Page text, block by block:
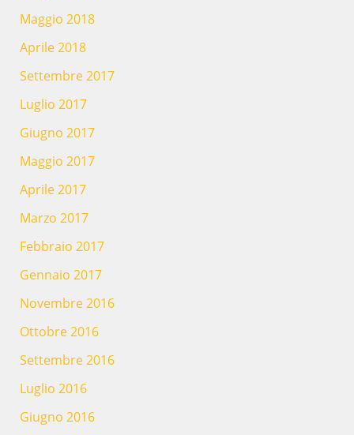
Maggio 2018
Aprile 2018
Settembre 2017
Luglio 2017
Giugno 2017
Maggio 2017
Aprile 2017
Marzo 2017
Febbraio 2017
Gennaio 2017
Novembre 2016
Ottobre 2016
Settembre 2016
Luglio 2016
Giugno 2016